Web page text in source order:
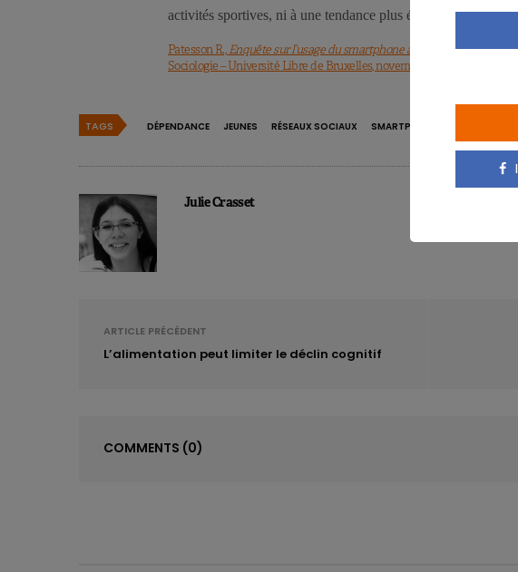
activités sportives, ni à une tendance plus élevée au surpoids
Patesson R.,Enquête sur l’usage du smartphone auprès de 1.589
Sociologie – Université Libre de Bruxelles, novembre 2016, pp. 1 à 60.
TAGS DÉPENDANCE JEUNES RÉSEAUX SOCIAUX SMARTPHONE
Julie Crasset
ARTICLE PRÉCÉDENT
L’alimentation peut limiter le déclin cognitif
COMMENTS (0)